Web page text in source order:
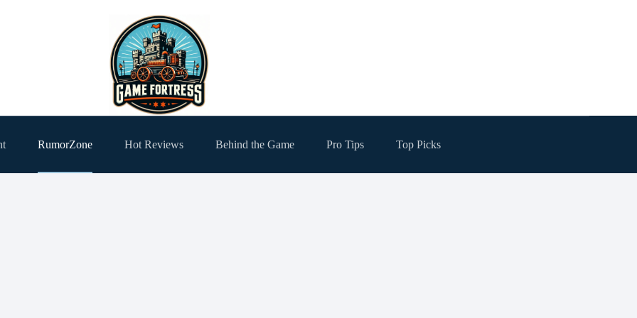
RumorZone Hot Reviews Behind the Game Pro Tips Top Picks